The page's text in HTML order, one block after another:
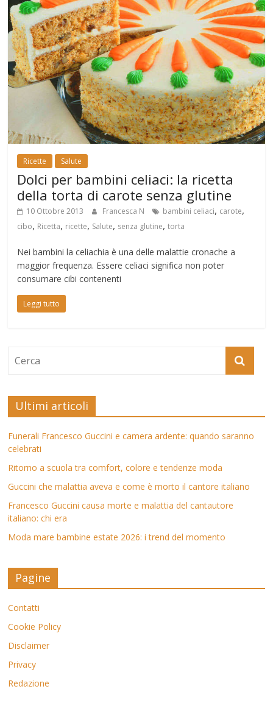
Ricette Salute
Dolci per bambini celiaci: la ricetta
della torta di carote senza glutine
10 Ottobre 2013 Francesca N bambini celiaci, carote,
cibo, Ricetta, ricette, Salute, senza glutine,torta
Nei bambini la celiachia è una delle malattie cronache a
maggior frequenza. Essere celiaci significa non poter
consumare cibi contenenti
Leggi tutto
Ultimi articoli
Funerali Francesco Guccini e camera ardente: quando saranno
celebrati
Ritorno a scuola tra comfort, colore e tendenze moda
Guccini che malattia aveva e come è morto il cantore italiano
Francesco Guccini causa morte e malattia del cantautore
italiano: chi era
Moda mare bambine estate 2026: i trend del momento
Pagine
Contatti
Cookie Policy
Disclaimer
Privacy
Redazione